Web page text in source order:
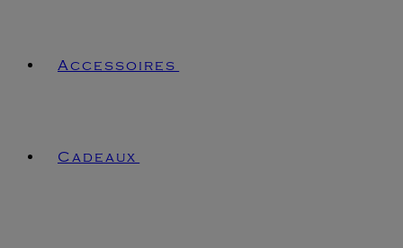
Accessoires
Cadeaux